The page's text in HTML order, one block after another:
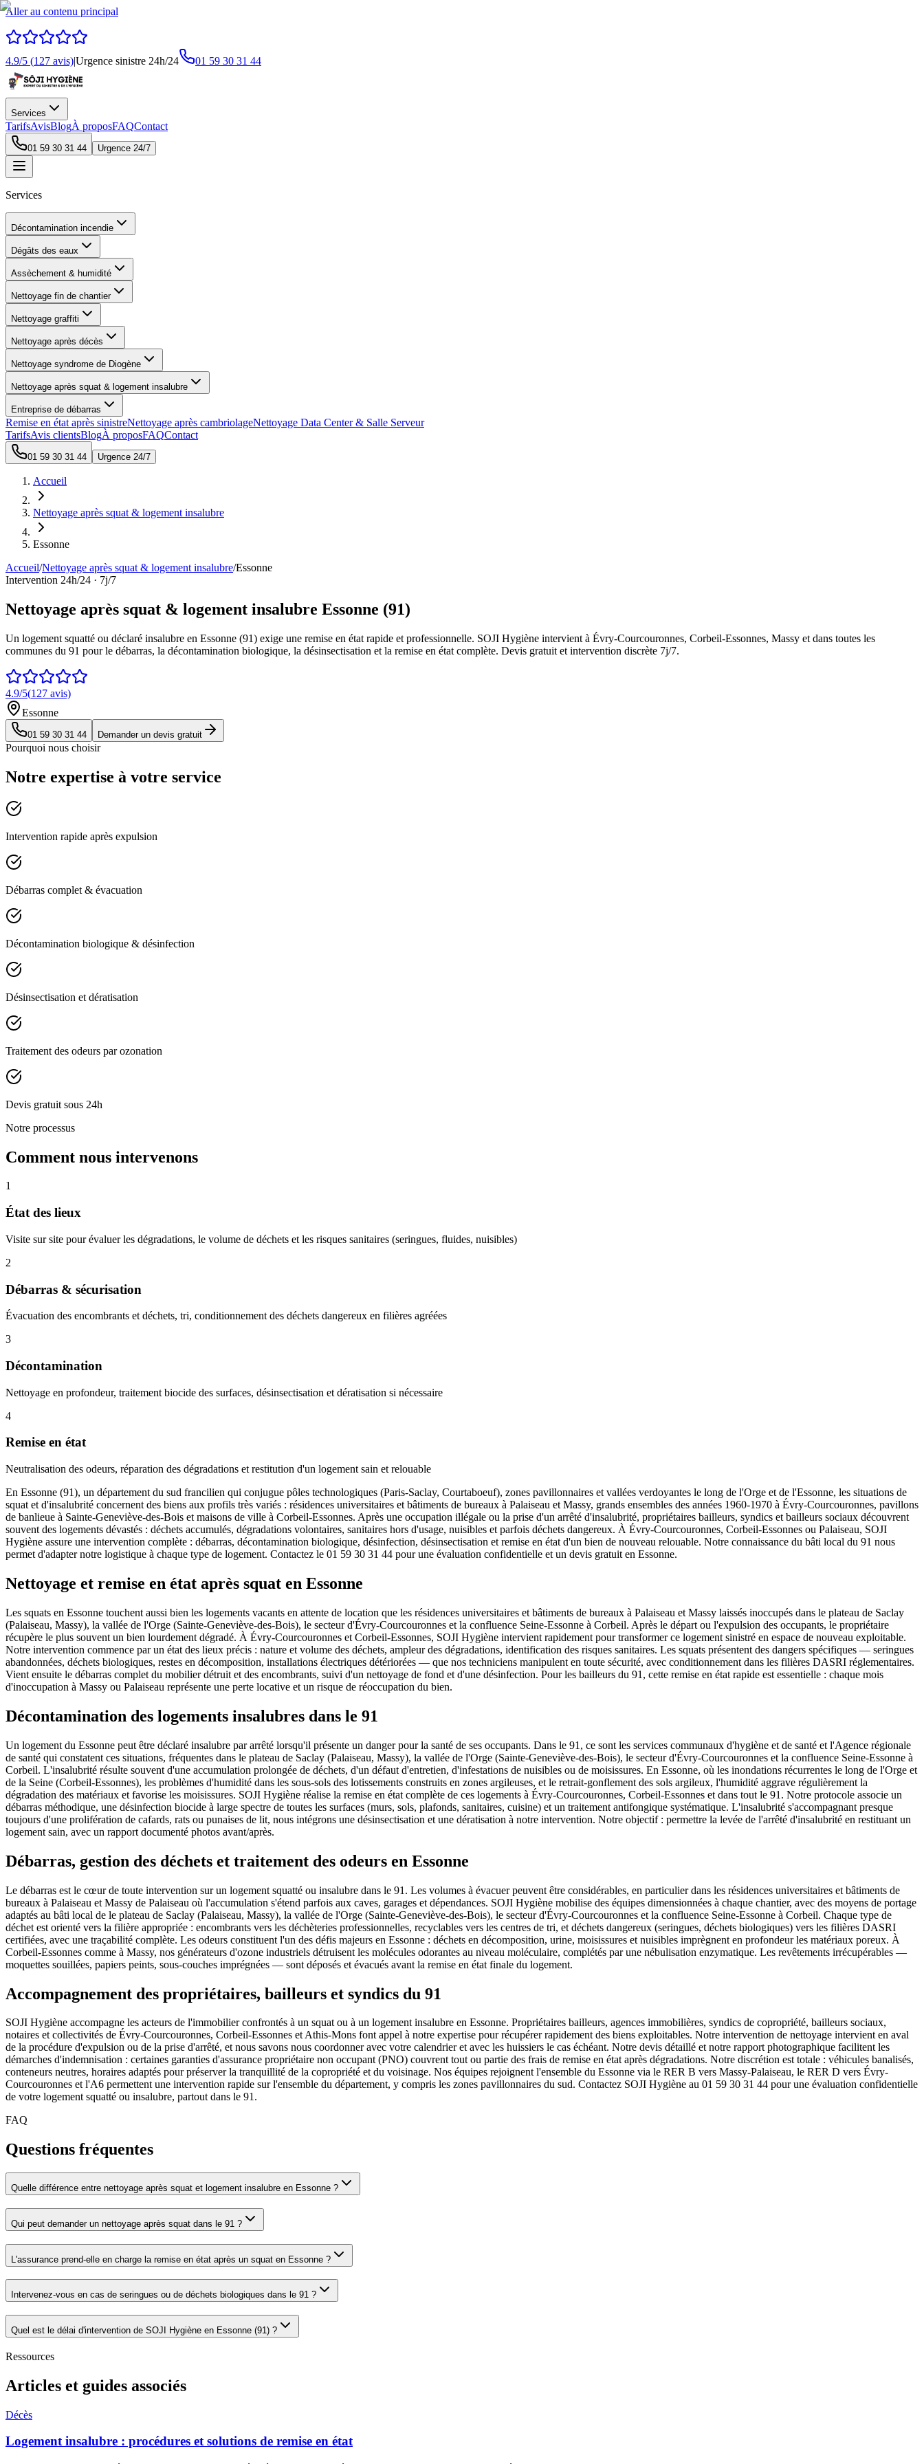
Aller au contenu principal
4.9/5 (127 avis)|Urgence sinistre 24h/24 01 59 30 31 44
Services
TarifsAvisBlogÀ proposFAQContact
01 59 30 31 44 Urgence 24/7
Services
Décontamination incendie
Dégâts des eaux
Assèchement & humidité
Nettoyage fin de chantier
Nettoyage graffiti
Nettoyage après décès
Nettoyage syndrome de Diogène
Nettoyage après squat & logement insalubre
Entreprise de débarras
Remise en état après sinistreNettoyage après cambriolageNettoyage Data Center & Salle Serveur
TarifsAvis clientsBlogÀ proposFAQContact
01 59 30 31 44 Urgence 24/7
Accueil
Nettoyage après squat & logement insalubre
Essonne
Accueil/Nettoyage après squat & logement insalubre/Essonne
Intervention 24h/24 · 7j/7
Nettoyage après squat & logement insalubre Essonne (91)
Un logement squatté ou déclaré insalubre en Essonne (91) exige une remise en état rapide et professionnelle. SOJI Hygiène intervient à Évry-Courcouronnes, Corbeil-Essonnes, Massy et dans toutes les
communes du 91 pour le débarras, la décontamination biologique, la désinsectisation et la remise en état complète. Devis gratuit et intervention discrète 7j/7.
4.9/5(127 avis)
Essonne
01 59 30 31 44 Demander un devis gratuit
Pourquoi nous choisir
Notre expertise à votre service
Intervention rapide après expulsion
Débarras complet & évacuation
Décontamination biologique & désinfection
Désinsectisation et dératisation
Traitement des odeurs par ozonation
Devis gratuit sous 24h
Notre processus
Comment nous intervenons
1
État des lieux
Visite sur site pour évaluer les dégradations, le volume de déchets et les risques sanitaires (seringues, fluides, nuisibles)
2
Débarras & sécurisation
Évacuation des encombrants et déchets, tri, conditionnement des déchets dangereux en filières agréées
3
Décontamination
Nettoyage en profondeur, traitement biocide des surfaces, désinsectisation et dératisation si nécessaire
4
Remise en état
Neutralisation des odeurs, réparation des dégradations et restitution d'un logement sain et relouable
En Essonne (91), un département du sud francilien qui conjugue pôles technologiques (Paris-Saclay, Courtaboeuf), zones pavillonnaires et vallées verdoyantes le long de l'Orge et de l'Essonne, les situations de
squat et d'insalubrité concernent des biens aux profils très variés : résidences universitaires et bâtiments de bureaux à Palaiseau et Massy, grands ensembles des années 1960-1970 à Évry-Courcouronnes, pavillons
de banlieue à Sainte-Geneviève-des-Bois et maisons de ville à Corbeil-Essonnes. Après une occupation illégale ou la prise d'un arrêté d'insalubrité, propriétaires bailleurs, syndics et bailleurs sociaux découvrent
souvent des logements dévastés : déchets accumulés, dégradations volontaires, sanitaires hors d'usage, nuisibles et parfois déchets dangereux. À Évry-Courcouronnes, Corbeil-Essonnes ou Palaiseau, SOJI
Hygiène assure une intervention complète : débarras, décontamination biologique, désinfection, désinsectisation et remise en état d'un bien de nouveau relouable. Notre connaissance du bâti local du 91 nous
permet d'adapter notre logistique à chaque type de logement. Contactez le 01 59 30 31 44 pour une évaluation confidentielle et un devis gratuit en Essonne.
Nettoyage et remise en état après squat en Essonne
Les squats en Essonne touchent aussi bien les logements vacants en attente de location que les résidences universitaires et bâtiments de bureaux à Palaiseau et Massy laissés inoccupés dans le plateau de Saclay
(Palaiseau, Massy), la vallée de l'Orge (Sainte-Geneviève-des-Bois), le secteur d'Évry-Courcouronnes et la confluence Seine-Essonne à Corbeil. Après le départ ou l'expulsion des occupants, le propriétaire
récupère le plus souvent un bien lourdement dégradé. À Évry-Courcouronnes et Corbeil-Essonnes, SOJI Hygiène intervient rapidement pour transformer ce logement sinistré en espace de nouveau exploitable.
Notre intervention commence par un état des lieux précis : nature et volume des déchets, ampleur des dégradations, identification des risques sanitaires. Les squats présentent des dangers spécifiques — seringues
abandonnées, déchets biologiques, restes en décomposition, installations électriques détériorées — que nos techniciens manipulent en toute sécurité, avec conditionnement dans les filières DASRI réglementaires.
Vient ensuite le débarras complet du mobilier détruit et des encombrants, suivi d'un nettoyage de fond et d'une désinfection. Pour les bailleurs du 91, cette remise en état rapide est essentielle : chaque mois
d'inoccupation à Massy ou Palaiseau représente une perte locative et un risque de réoccupation du bien.
Décontamination des logements insalubres dans le 91
Un logement du Essonne peut être déclaré insalubre par arrêté lorsqu'il présente un danger pour la santé de ses occupants. Dans le 91, ce sont les services communaux d'hygiène et de santé et l'Agence régionale
de santé qui constatent ces situations, fréquentes dans le plateau de Saclay (Palaiseau, Massy), la vallée de l'Orge (Sainte-Geneviève-des-Bois), le secteur d'Évry-Courcouronnes et la confluence Seine-Essonne à
Corbeil. L'insalubrité résulte souvent d'une accumulation prolongée de déchets, d'un défaut d'entretien, d'infestations de nuisibles ou de moisissures. En Essonne, où les inondations récurrentes le long de l'Orge et
de la Seine (Corbeil-Essonnes), les problèmes d'humidité dans les sous-sols des lotissements construits en zones argileuses, et le retrait-gonflement des sols argileux, l'humidité aggrave régulièrement la
dégradation des matériaux et favorise les moisissures. SOJI Hygiène réalise la remise en état complète de ces logements à Évry-Courcouronnes, Corbeil-Essonnes et dans tout le 91. Notre protocole associe un
débarras méthodique, une désinfection biocide à large spectre de toutes les surfaces (murs, sols, plafonds, sanitaires, cuisine) et un traitement antifongique systématique. L'insalubrité s'accompagnant presque
toujours d'une prolifération de cafards, rats ou punaises de lit, nous intégrons une désinsectisation et une dératisation à notre intervention. Notre objectif : permettre la levée de l'arrêté d'insalubrité en restituant un
logement sain, avec un rapport documenté photos avant/après.
Débarras, gestion des déchets et traitement des odeurs en Essonne
Le débarras est le cœur de toute intervention sur un logement squatté ou insalubre dans le 91. Les volumes à évacuer peuvent être considérables, en particulier dans les résidences universitaires et bâtiments de
bureaux à Palaiseau et Massy de Palaiseau où l'accumulation s'étend parfois aux caves, garages et dépendances. SOJI Hygiène mobilise des équipes dimensionnées à chaque chantier, avec des moyens de portage
adaptés au bâti local de le plateau de Saclay (Palaiseau, Massy), la vallée de l'Orge (Sainte-Geneviève-des-Bois), le secteur d'Évry-Courcouronnes et la confluence Seine-Essonne à Corbeil. Chaque type de
déchet est orienté vers la filière appropriée : encombrants vers les déchèteries professionnelles, recyclables vers les centres de tri, et déchets dangereux (seringues, déchets biologiques) vers les filières DASRI
certifiées, avec une traçabilité complète. Les odeurs constituent l'un des défis majeurs en Essonne : déchets en décomposition, urine, moisissures et nuisibles imprègnent en profondeur les matériaux poreux. À
Corbeil-Essonnes comme à Massy, nos générateurs d'ozone industriels détruisent les molécules odorantes au niveau moléculaire, complétés par une nébulisation enzymatique. Les revêtements irrécupérables —
moquettes souillées, papiers peints, sous-couches imprégnées — sont déposés et évacués avant la remise en état finale du logement.
Accompagnement des propriétaires, bailleurs et syndics du 91
SOJI Hygiène accompagne les acteurs de l'immobilier confrontés à un squat ou à un logement insalubre en Essonne. Propriétaires bailleurs, agences immobilières, syndics de copropriété, bailleurs sociaux,
notaires et collectivités de Évry-Courcouronnes, Corbeil-Essonnes et Athis-Mons font appel à notre expertise pour récupérer rapidement des biens exploitables. Notre intervention de nettoyage intervient en aval
de la procédure d'expulsion ou de la prise d'arrêté, et nous savons nous coordonner avec votre calendrier et avec les huissiers le cas échéant. Notre devis détaillé et notre rapport photographique facilitent les
démarches d'indemnisation : certaines garanties d'assurance propriétaire non occupant (PNO) couvrent tout ou partie des frais de remise en état après dégradations. Notre discrétion est totale : véhicules banalisés,
conteneurs neutres, horaires adaptés pour préserver la tranquillité de la copropriété et du voisinage. Nos équipes rejoignent l'ensemble du Essonne via le RER B vers Massy-Palaiseau, le RER D vers Évry-
Courcouronnes et l'A6 permettent une intervention rapide sur l'ensemble du département, y compris les zones pavillonnaires du sud. Contactez SOJI Hygiène au 01 59 30 31 44 pour une évaluation confidentielle
de votre logement squatté ou insalubre, partout dans le 91.
FAQ
Questions fréquentes
Quelle différence entre nettoyage après squat et logement insalubre en Essonne ?
Qui peut demander un nettoyage après squat dans le 91 ?
L'assurance prend-elle en charge la remise en état après un squat en Essonne ?
Intervenez-vous en cas de seringues ou de déchets biologiques dans le 91 ?
Quel est le délai d'intervention de SOJI Hygiène en Essonne (91) ?
Ressources
Articles et guides associés
Décès
Logement insalubre : procédures et solutions de remise en état